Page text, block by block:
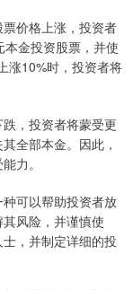
价格上涨，投资者
金投资股票，并使
涨10%时，投资者将
，投资者将蒙受更
全部本金。因此，
力。
可以帮助投资者放
风险，并谨慎使
，并制定详细的投